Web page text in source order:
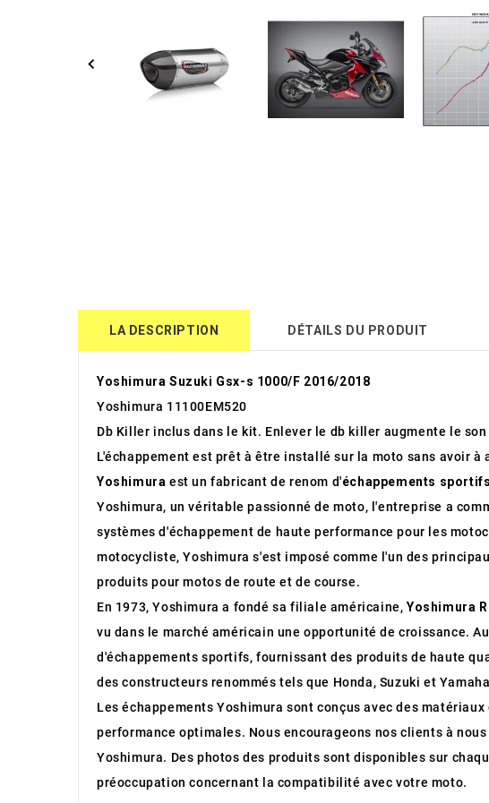
LA DESCRIPTION DÉTAILS DU PRODUIT
Yoshimura Suzuki Gsx-s 1000/F 2016/2018
Yoshimura 11100EM520
Db Killer inclus dans le kit. Enlever le db killer augmente le
L'échappement est prêt à être installé sur la moto sans avoir
Yoshimura est un fabricant de renom d'échappements sportifs
Yoshimura, un véritable passionné de moto, l'entreprise a
systèmes d'échappement de haute performance pour les
motocycliste, Yoshimura s'est imposé comme l'un des
produits pour motos de route et de course.
En 1973, Yoshimura a fondé sa filiale américaine, Yoshimura
vu dans le marché américain une opportunité de croissance.
d'échappements sportifs, fournissant des produits de haute
des constructeurs renommés tels que Honda, Suzuki et
Les échappements Yoshimura sont conçus avec des
performance optimales. Nous encourageons nos clients à
Yoshimura. Des photos des produits sont disponibles sur
préoccupation concernant la compatibilité avec votre moto.